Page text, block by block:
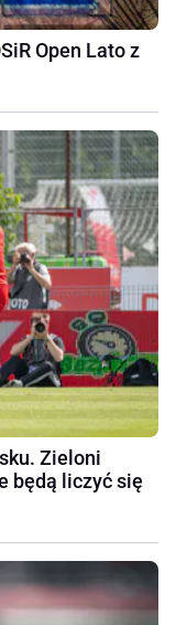
Open Lato z
Zieloni
będą liczyć się